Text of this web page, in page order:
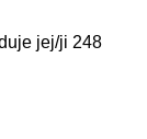
jej/ji 248